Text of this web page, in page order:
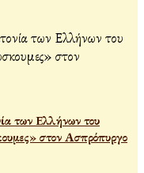
των Ελλήνων του
στον Ασπρόπυργο